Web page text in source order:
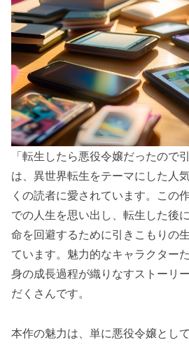
「転生したら悪役令嬢だったので
は、異世界転生をテーマにした人
くの読者に愛されています。この
での人生を思い出し、転生した後
命を回避するために引きこもりの
ています。魅力的なキャラクター
身の成長過程が織りなすストーリ
だくさんです。
本作の魅力は、単に悪役令嬢とし